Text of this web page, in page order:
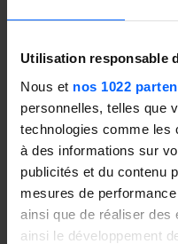
Utilisation responsable
Nous et nos 1022
personnelles, telles que
technologies comme les
à des informations sur
publicités et du contenu
mesures de
ainsi que de réaliser des
ainsi le développement
sociale et